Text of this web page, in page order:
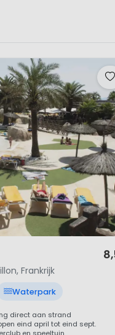
hete en vooral
is vaak
zo’n 300
Frankrijk
Waterpark
direct aan strand
eind april tot eind sept.